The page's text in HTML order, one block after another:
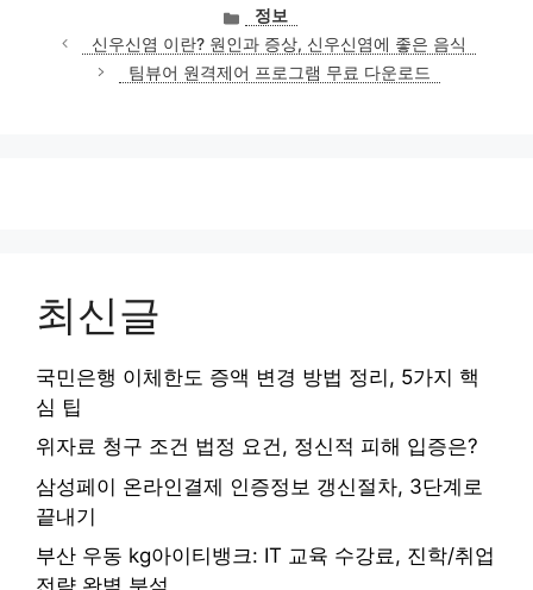
카
테
고
리
정보
신우신염 이란? 원인과 증상, 신우신염에 좋은 음식
팀뷰어 원격제어 프로그램 무료 다운로드
최신글
국민은행 이체한도 증액 변경 방법 정리, 5가지 핵
심 팁
위자료 청구 조건 법정 요건, 정신적 피해 입증은?
삼성페이 온라인결제 인증정보 갱신절차, 3단계로
끝내기
부산 우동 kg아이티뱅크: IT 교육 수강료, 진학/취업